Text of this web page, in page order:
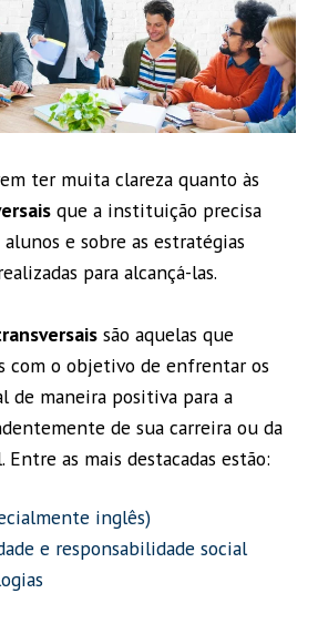
ter muita clareza quanto às
que a instituição precisa
e sobre as estratégias
para alcançá-las.
são aquelas que
com o objetivo de enfrentar os
de maneira positiva para a
de sua carreira ou da
as mais destacadas estão:
inglês)
e responsabilidade social